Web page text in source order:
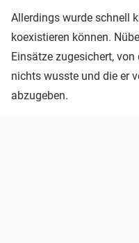
Allerdings wurde schnell
koexistieren können.
Einsätze zugesichert,
nichts wusste und die er
abzugeben.